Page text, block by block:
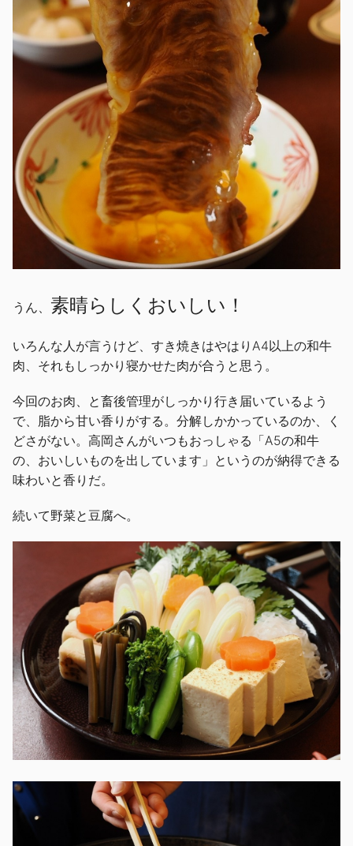
うん、 素晴らしくおいしい！
いろんな人が言うけど、すき焼きはやはりA4以上の和牛
肉、それもしっかり寝かせた肉が合うと思う。
今回のお肉、と畜後管理がしっかり行き届いているよう
で、脂から甘い香りがする。分解しかかっているのか、く
どさがない。高岡さんがいつもおっしゃる「A5の和牛
の、おいしいものを出しています」というのが納得できる
味わいと香りだ。
続いて野菜と豆腐へ。